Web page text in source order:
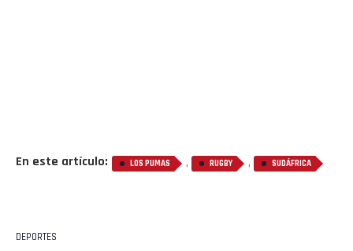
En este artículo: LOS PUMAS , RUGBY , SUDÁFRICA
DEPORTES